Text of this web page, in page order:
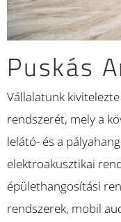
Puskás
Vállalatunk
rendszerét, mely a
lelátó- és a
elektroakusztikai
épülethangosítási
rendszerek, mobil